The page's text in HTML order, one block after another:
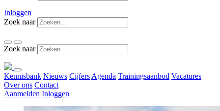
Inloggen
Zoek naar
Zoek naar
Kennisbank Nieuws Cijfers Agenda Trainingsaanbod Vacatures
Over ons Contact
Aanmelden Inloggen